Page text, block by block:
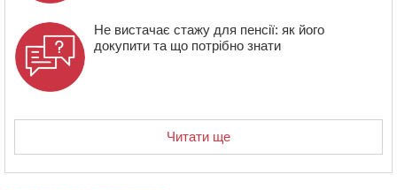
Не вистачає стажу для пенсії: як його
докупити та що потрібно знати
Читати ще